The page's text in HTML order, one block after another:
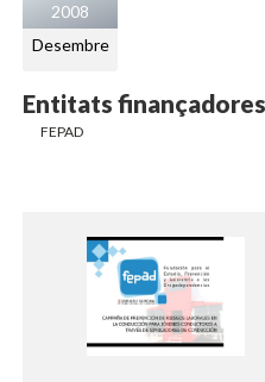
2008
Desembre
Entitats
FEPAD